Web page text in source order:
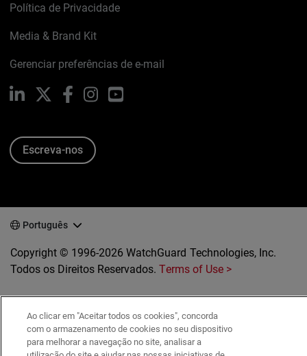
Política de Privacidade
Media & Brand Kit
Gerenciar preferências de e-mail
LinkedIn FacebookInstagramYouTube
Escreva-nos
Português
Copyright © 1996-2026 WatchGuard Technologies, Inc.
Todos os Direitos Reservados.Terms of Use >
Ao clicar em "Aceitar todos os cookies", concorda
com o armazenamento de cookies no seu dispositivo
para melhorar a navegação no site, analisar a